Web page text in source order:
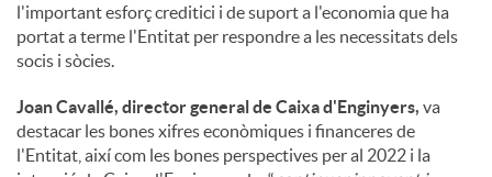
l'important esforç creditici i de suport a l'economia que ha
portat a terme l'Entitat per respondre a les necessitats dels
socis i sòcies.
Joan Cavallé, director general de Caixa d'Enginyers, va
destacar les bones xifres econòmiques i financeres de
l'Entitat, així com les bones perspectives per al 2022 i la